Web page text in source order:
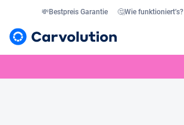
💸Bestpreis Garantie 🤔Wie funktioniert’s?